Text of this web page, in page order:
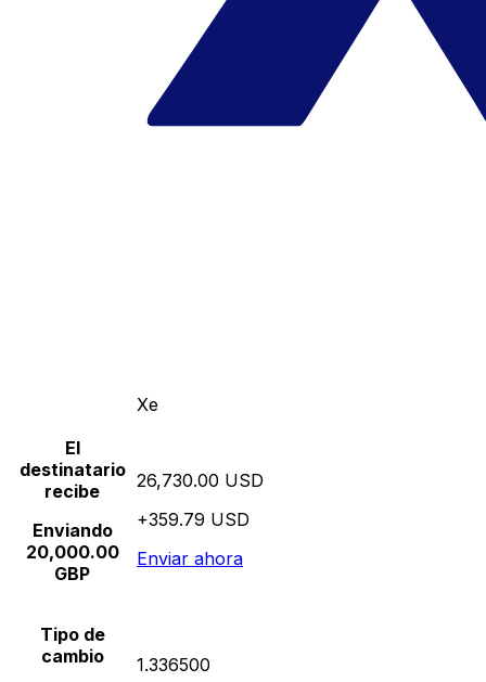
Xe
El
destinatario
recibe
Enviando
20,000.00
GBP
26,730.00 USD
+359.79 USD
Enviar ahora
Tipo de
cambio
1.336500